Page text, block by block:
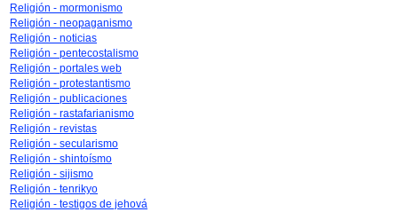
Religión - mormonismo
Religión - neopaganismo
Religión - noticias
Religión - pentecostalismo
Religión - portales web
Religión - protestantismo
Religión - publicaciones
Religión - rastafarianismo
Religión - revistas
Religión - secularismo
Religión - shintoísmo
Religión - sijismo
Religión - tenrikyo
Religión - testigos de jehová